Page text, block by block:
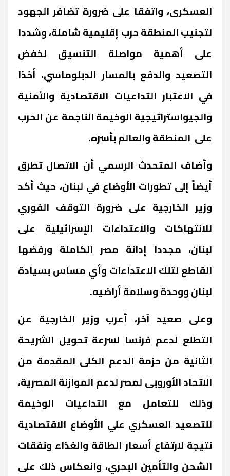
العسكرى، واتفقا على ضرورة تضافر الجهود
لتجنيب المنطقة حرب إقليمية شاملة، وشددا
على أهمية مواصلة التنسيق لخفض
التصعيد والدفع بالمسار الدبلوماسي، أخذاً
في الاعتبار التداعيات الاقتصادية والأمنية
والجيواستراتيجية الوخيمة الناجمة عن الحرب
على المنطقة والعالم بأسره.
وأضاف المتحدث الرسمي أن الاتصال تطرق
أيضاً إلى تطورات الأوضاع في لبنان، حيث أكد
وزير الخارجية على ضرورة التوقف الفوري
للانتهاكات والاعتداءات الإسرائيلية على
لبنان، مجدداً إدانة مصر الكاملة ورفضها
القاطع لتلك الاعتداءات وأي مساس بسيادة
لبنان ووحدة وسلامة أراضيه.
وعلى صعيد آخر، أعرب وزير الخارجية عن
التطلع لدعم فرنسا لسرعة تحويل الشريحة
الثانية من حزمة الدعم الكلى المقدمة من
الاتحاد الأوروبى لمصر لدعم الموازنة المصرية،
وذلك للتعامل مع التداعيات الوخيمة
للتصعيد العسكري علي الأوضاع الاقتصادية
نتيجة لارتفاع أسعار الطاقة والغذاء ونفقات
الشحن والتأمين البحري، وانعكاس ذلك على